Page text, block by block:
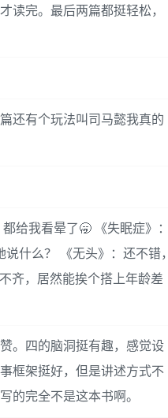
读完。最后两篇都挺轻松，
还有个玩法叫司马懿我真的
给我看晕了🥱 《失眠症》：
什么？ 《无头》：还不错，
齐，居然能挨个搭上年龄差
。四的脑洞挺有趣，感觉设
框架挺好，但是讲述方式不
的完全不是这本书啊。